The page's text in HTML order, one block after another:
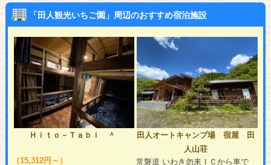
「田人観光いちご園」周辺のおすすめ宿泊施設
Ｈｉｔｏ－Ｔａｂｉ ＾
（15,312円～）
田人オートキャンプ場 宿屋 田
人山荘
常磐道 いわき勿来ＩＣから車で